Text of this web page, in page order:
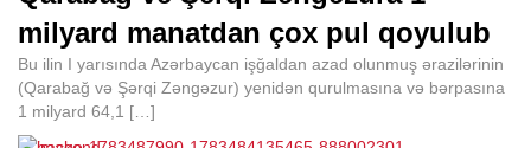
milyard manatdan çox pul qoyulub
Bu ilin I yarısında Azərbaycan işğaldan azad olunmuş ərazilərinin
(Qarabağ və Şərqi Zəngəzur) yenidən qurulmasına və bərpasına
1 milyard 64,1 […]